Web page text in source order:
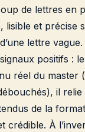
de lettres en
lisible et précise
lettre
positifs :
réel du master
il relie
de la
crédible. À